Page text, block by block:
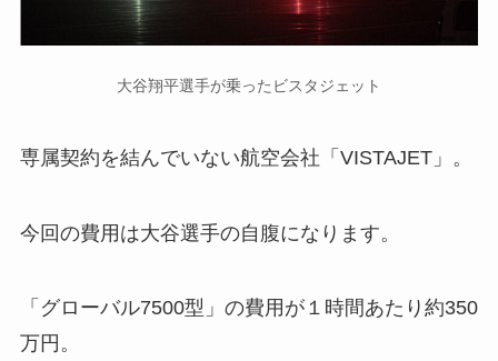
大谷翔平選手が乗ったビスタジェット
専属契約を結んでいない航空会社「VISTAJET」。
今回の費用は大谷選手の自腹になります。
「グローバル7500型」の費用が１時間あたり約350
万円。